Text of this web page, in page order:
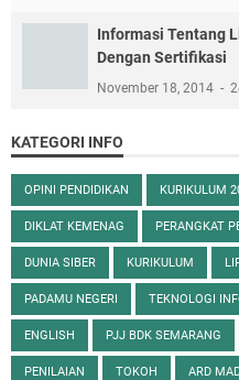
Informasi Tentang
Dengan Sertifikasi
November 18, 2014
KATEGORI INFO
OPINI PENDIDIKAN KURIKULUM
DIKLAT KEMENAG PERANGKAT
DUNIA SIBER KURIKULUM
PADAMU NEGERI TEKNOLOGI
ENGLISH PJJ BDK SEMARANG
PENILAIAN TOKOH ARD